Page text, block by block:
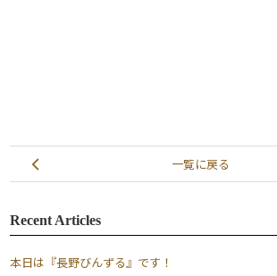
一覧に戻る
Recent Articles
本日は『長野びんずる』です！